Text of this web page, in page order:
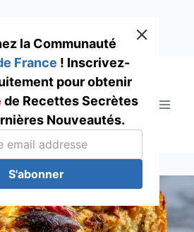
la Communauté
France ! Inscrivez-
pour obtenir
de Recettes Secrètes
Nouveautés.
S'abonner